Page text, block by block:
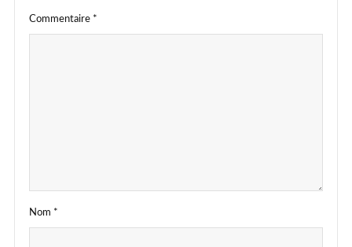
Commentaire *
Nom *